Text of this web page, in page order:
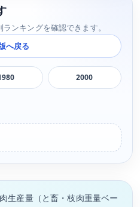
ンキングを確認できます。
へ戻る
2000
生産量（と畜・枝肉重量ベー